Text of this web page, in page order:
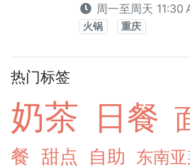
周一至周天 11:30
火锅 重庆
热门标签
奶茶 日餐
餐 甜点 自助 东南